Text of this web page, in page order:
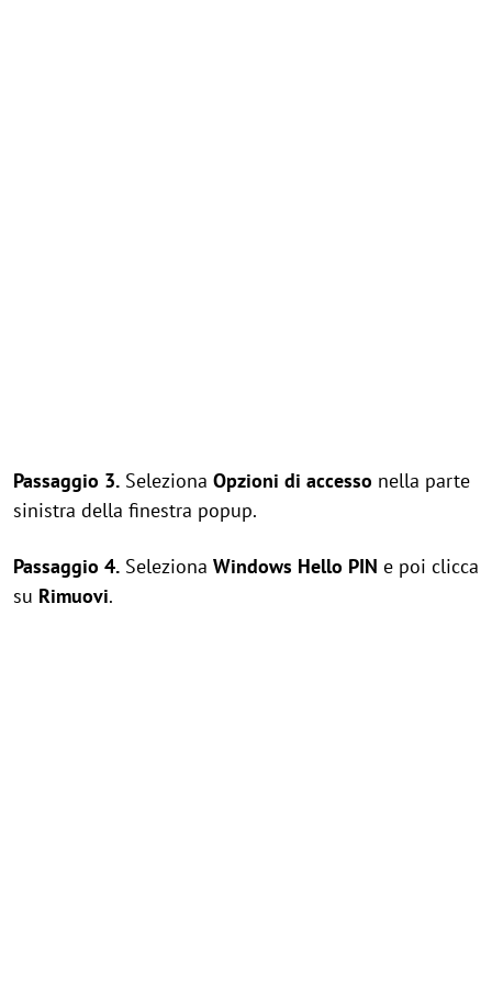
Passaggio 3. Seleziona Opzioni di accesso nella parte
sinistra della finestra popup.
Passaggio 4. Seleziona Windows Hello PIN e poi clicca
su Rimuovi.